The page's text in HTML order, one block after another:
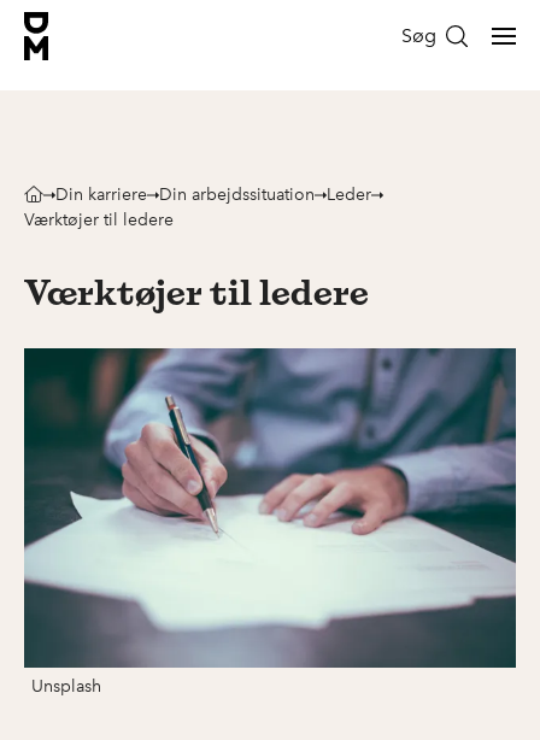
Søg
Din karriere Din arbejdssituation
Leder
Værktøjer til ledere
Værktøjer til ledere
Unsplash